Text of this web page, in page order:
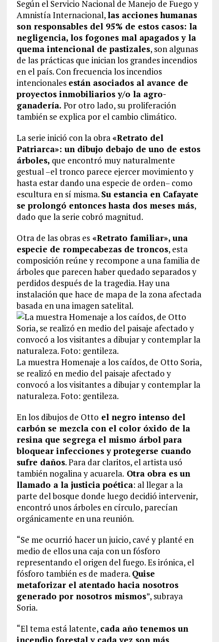
Según el Servicio Nacional de Manejo de Fuego y
Amnistía Internacional,las acciones humanas
son responsables del 95% de estos casos: la
negligencia, los fogones mal apagados y la
quema intencional de pastizales, son algunas
de las prácticas que inician los grandes incendios
en el país. Con frecuencia los incendios
intencionales están asociados al avance de
proyectos inmobiliarios y/o la agro-
ganadería. Por otro lado, su proliferación
también se explica por el cambio climático.
La serie inició con la obra«Retrato del
Patriarca»: un dibujo debajo de uno de estos
árboles, que encontró muy naturalmente
gestual –el tronco parece ejercer movimiento y
hasta estar dando una especie de orden– como
escultura en sí misma. Su estancia en Cafayate
se prolongó entonces hasta dos meses más,
dado que la serie cobró magnitud.
Otra de las obras es«Retrato familiar», una
especie de rompecabezas de troncos, esta
composición reúne y recompone a una familia de
árboles que parecen haber quedado separados y
perdidos después de la tragedia. Hay una
instalación que hace de mapa de la zona afectada
basada en una imagen satelital.
La muestra Homenaje a los caídos, de Otto Soria,
se realizó en medio del paisaje afectado y
convocó a los visitantes a dibujar y contemplar la
naturaleza. Foto: gentileza.
En los dibujos de Otto el negro intenso del
carbón se mezcla con el color óxido de la
resina que segrega el mismo árbol para
bloquear infecciones y protegerse cuando
sufre daños. Para dar claritos, el artista usó
también nogalina y acuarela. Otra obra es un
llamado a la justicia poética: al llegar a la
parte del bosque donde luego decidió intervenir,
encontró unos árboles en círculo, parecían
orgánicamente en una reunión.
“Se me ocurrió hacer un juicio, cavé y planté en
medio de ellos una caja con un fósforo
representando el origen del fuego. Es irónica, el
fósforo también es de madera. Quise
metaforizar el atentado hacia nosotros
generado por nosotros mismos”, subraya
Soria.
“El tema está latente, cada año tenemos un